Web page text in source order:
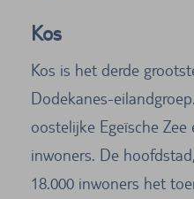
Kos
Kos is het derde
Dodekanes-
oostelijke Egeïsche Zee
inwoners. De
18.000 inwoners het